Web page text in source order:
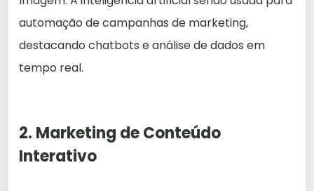
automação de campanhas de marketing,
destacando chatbots e análise de dados em
tempo real.
2. Marketing de Conteúdo
Interativo